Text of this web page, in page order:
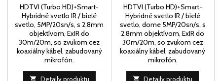
HDTVI (Turbo HD)+Smart-
Hybridné svetlo IR / bielé
svetlo, 5MP/20sn/s, s 2,8mm
objektívom, ExIR do
30m/20m, so zvukom cez
koaxiálny kábel, zabudovaný
mikrofón.
 Detaily produktu
HDTVI (Turbo HD)+Smart-
Hybridné svetlo IR / bielé
svetlo, dome 5MP/20sn/s, s
2,8mm objektívom, ExIR do
30m/20m, so zvukom cez
koaxiálny kábel, zabudovaný
mikrofón.
 Detaily produktu